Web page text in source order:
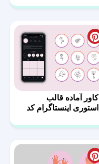
کاور آماده قالب
استوری اینستاگرام کد